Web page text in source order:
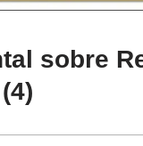
sobre